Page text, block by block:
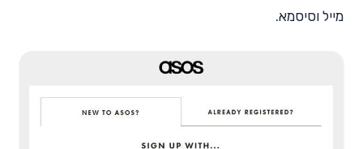
מייל וסיסמא.